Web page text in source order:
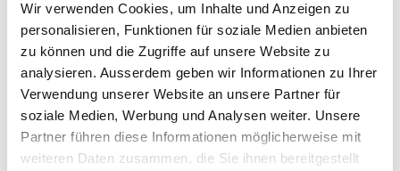
Wir verwenden Cookies, um Inhalte und Anzeigen zu
personalisieren, Funktionen für soziale Medien anbieten
zu können und die Zugriffe auf unsere Website zu
analysieren. Ausserdem geben wir Informationen zu Ihrer
Verwendung unserer Website an unsere Partner für
soziale Medien, Werbung und Analysen weiter. Unsere
Partner führen diese Informationen möglicherweise mit
weiteren Daten zusammen, die Sie ihnen bereitgestellt
Titularprofessor für Arbeits- und
Sozialversicherungsrecht an der Universität Zürich
(seit 1999)
>Zum Interview mit Prof. Dr. iur. Roland A. Müller